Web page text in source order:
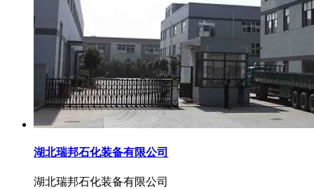
湖北瑞邦石化装备有限公司
湖北瑞邦石化装备有限公司